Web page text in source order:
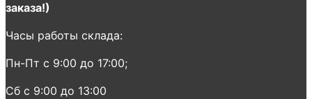
заказа!)
Часы работы склада:
Пн-Пт с 9:00 до 17:00;
Сб с 9:00 до 13:00